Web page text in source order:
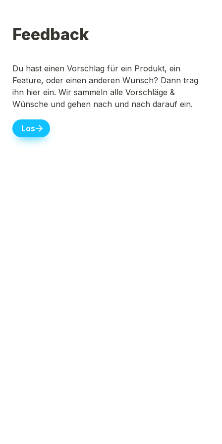
Feedback
Du hast einen Vorschlag für ein Produkt, ein
Feature, oder einen anderen Wunsch? Dann trag
ihn hier ein. Wir sammeln alle Vorschläge &
Wünsche und gehen nach und nach darauf ein.
Los